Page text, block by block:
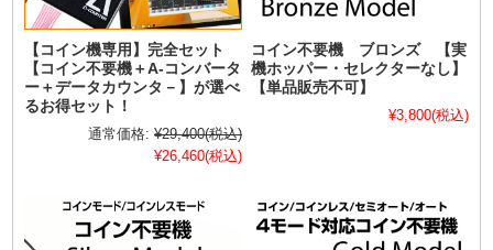
【コイン機専用】完全セット
【コイン不要機＋A-コンバータ
ー＋データカウンタ－】が選べ
るお得セット！
通常価格: ¥29,400(税込)
¥26,460(税込)
コイン不要機 ブロンズ 【実
機ホッパー・セレクターなし】
【単品販売不可】
¥3,800(税込)